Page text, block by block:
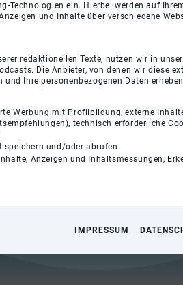
Technologien ein. Hierbei werden auf
und Inhalte über verschiedene
redaktionellen Texte, nutzen wir in
Die Anbieter, von denen wir diese
und Ihre personenbezogenen Daten
Werbung mit Profilbildung, externe
technisch erforderliche
speichern und/oder abrufen
Anzeigen und Inhaltsmessungen,
IMPRESSUM